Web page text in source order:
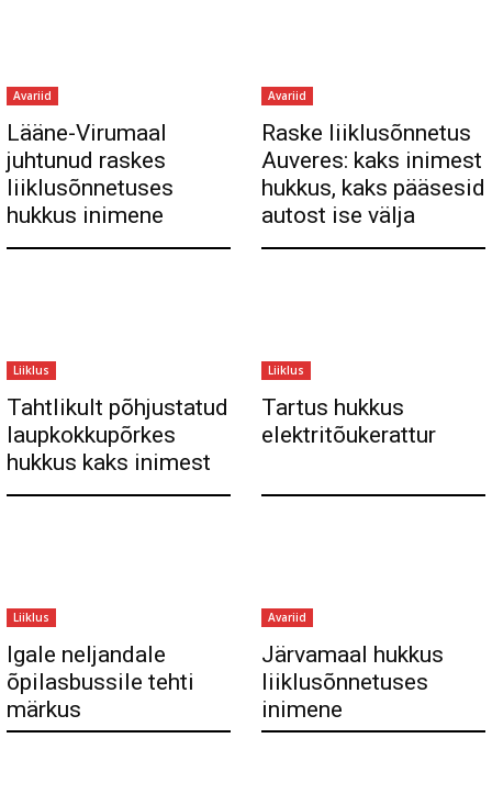
Avariid
Lääne-Virumaal
juhtunud raskes
liiklusõnnetuses
hukkus inimene
Avariid
Raske liiklusõnnetus
Auveres: kaks inimest
hukkus, kaks pääsesid
autost ise välja
Liiklus
Tahtlikult põhjustatud
laupkokkupõrkes
hukkus kaks inimest
Liiklus
Tartus hukkus
elektritõukerattur
Liiklus
Igale neljandale
õpilasbussile tehti
märkus
Avariid
Järvamaal hukkus
liiklusõnnetuses
inimene